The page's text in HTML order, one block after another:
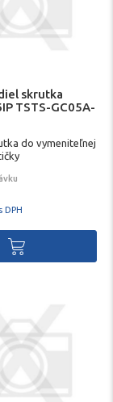
skrutka
TSTS-GC05A-
do vymeniteľnej
DPH